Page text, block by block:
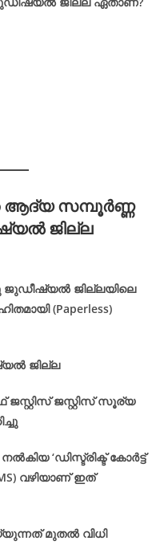
ആദ്യ സമ്പൂർണ്ണ
ജില്ല
ജുഡീഷ്യൽ ജില്ലയിലെ
(Paperless)
ജില്ല
ജസ്റ്റിസ് ജസ്റ്റിസ് സൂര്യ
‘ഡിസ്ട്രിക്ട് കോർട്ട്
വഴിയാണ് ഇത്
മുതൽ വിധി